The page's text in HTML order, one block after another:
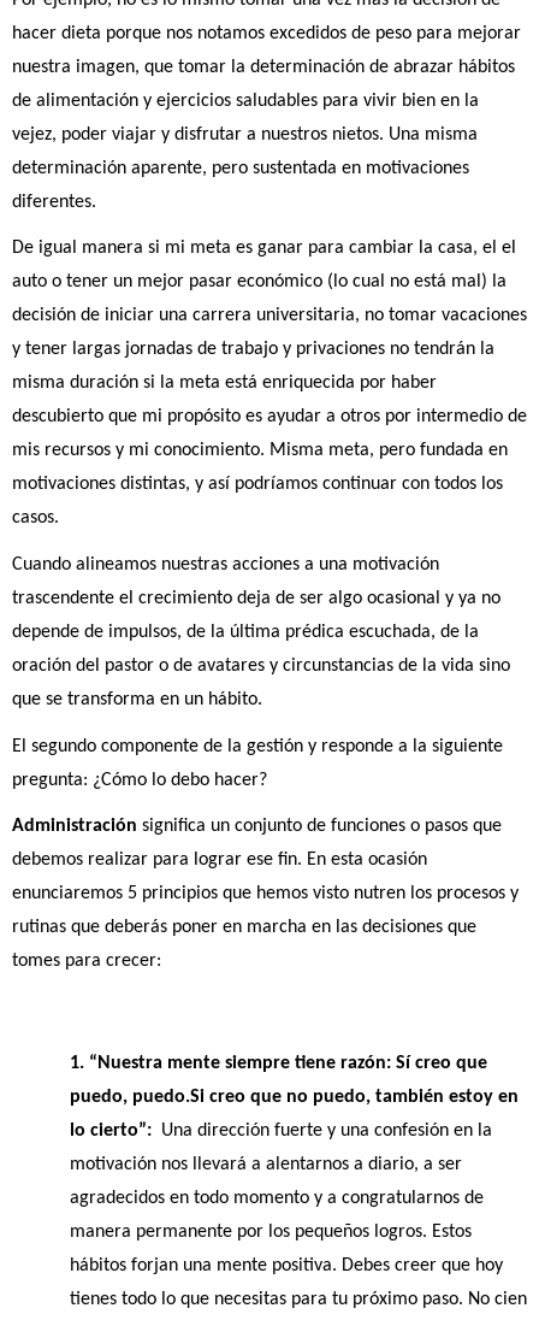
hacer dieta porque nos notamos excedidos de peso para mejorar
nuestra imagen, que tomar la determinación de abrazar hábitos
de alimentación y ejercicios saludables para vivir bien en la
vejez, poder viajar y disfrutar a nuestros nietos. Una misma
determinación aparente, pero sustentada en motivaciones
diferentes.
De igual manera si mi meta es ganar para cambiar la casa, el el
auto o tener un mejor pasar económico (lo cual no está mal) la
decisión de iniciar una carrera universitaria, no tomar vacaciones
y tener largas jornadas de trabajo y privaciones no tendrán la
misma duración si la meta está enriquecida por haber
descubierto que mi propósito es ayudar a otros por intermedio de
mis recursos y mi conocimiento. Misma meta, pero fundada en
motivaciones distintas, y así podríamos continuar con todos los
casos.
Cuando alineamos nuestras acciones a una motivación
trascendente el crecimiento deja de ser algo ocasional y ya no
depende de impulsos, de la última prédica escuchada, de la
oración del pastor o de avatares y circunstancias de la vida sino
que se transforma en un hábito.
El segundo componente de la gestión y responde a la siguiente
pregunta: ¿Cómo lo debo hacer?
Administración significa un conjunto de funciones o pasos que
debemos realizar para lograr ese fin. En esta ocasión
enunciaremos 5 principios que hemos visto nutren los procesos y
rutinas que deberás poner en marcha en las decisiones que
tomes para crecer:
1. “Nuestra mente siempre tiene razón: Sí creo que
puedo, puedo.Si creo que no puedo, también estoy en
lo cierto”: Una dirección fuerte y una confesión en la
motivación nos llevará a alentarnos a diario, a ser
agradecidos en todo momento y a congratularnos de
manera permanente por los pequeños logros. Estos
hábitos forjan una mente positiva. Debes creer que hoy
tienes todo lo que necesitas para tu próximo paso. No cien